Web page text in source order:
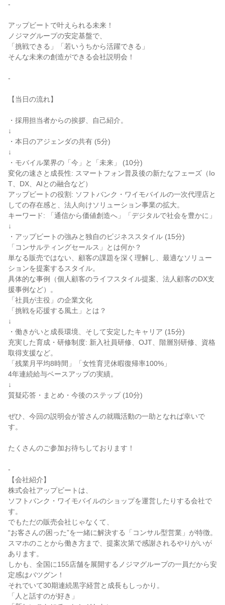
-
アップビートで叶えられる未来！
ノジマグループの安定基盤で、
「挑戦できる」「若いうちから活躍できる」
そんな未来の創造ができる会社説明会！
-
【当日の流れ】
・採用担当者からの挨拶、自己紹介。
↓
・本日のアジェンダの共有 (5分)
↓
・モバイル業界の「今」と「未来」 (10分)
変化の速さと成長性: スマートフォン普及後の新たなフェーズ（Io
T、DX、AIとの融合など）
アップビートの役割: ソフトバンク・ワイモバイルの一次代理店と
しての存在感と、法人向けソリューション事業の拡大。
キーワード: 「通信から価値創造へ」「デジタルで社会を豊かに」
↓
・アップビートの強みと独自のビジネススタイル (15分)
「コンサルティングセールス」とは何か？
単なる販売ではない、顧客の課題を深く理解し、最適なソリュー
ションを提案するスタイル。
具体的な事例（個人顧客のライフスタイル提案、法人顧客のDX支
援事例など）。
「社員が主役」の企業文化
「挑戦を応援する風土」とは？
↓
・働きがいと成長環境、そして安定したキャリア (15分)
充実した育成・研修制度: 新入社員研修、OJT、階層別研修、資格
取得支援など。
「残業月平均8時間」「女性育児休暇復帰率100%」
4年連続給与ベースアップの実績。
↓
質疑応答・まとめ・今後のステップ (10分)
ぜひ、今回の説明会が皆さんの就職活動の一助となれば幸いで
す。
たくさんのご参加お待ちしております！
-
【会社紹介】
株式会社アップビートは、
ソフトバンク・ワイモバイルのショップを運営したりする会社で
す。
でもただの販売会社じゃなくて、
“お客さんの困った”を一緒に解決する「コンサル型営業」が特徴。
スマホのことから働き方まで、提案次第で感謝されるやりがいが
あります。
しかも、全国に155店舗を展開するノジマグループの一員だから安
定感はバツグン！
それでいて30期連続黒字経営と成長もしっかり。
「人と話すのが好き」